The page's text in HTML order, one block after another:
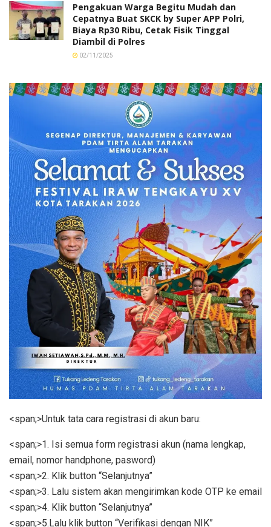
Pengakuan Warga Begitu Mudah dan
Cepatnya Buat SKCK by Super APP Polri,
Biaya Rp30 Ribu, Cetak Fisik Tinggal
Diambil di Polres
02/11/2025
<span;>Untuk tata cara registrasi di akun baru:
<span;>1. Isi semua form registrasi akun (nama lengkap,
email, nomor handphone, pasword)
<span;>2. Klik button “Selanjutnya”
<span;>3. Lalu sistem akan mengirimkan kode OTP ke email
<span;>4. Klik button “Selanjutnya”
<span;>5.Lalu klik button “Verifikasi dengan NIK”